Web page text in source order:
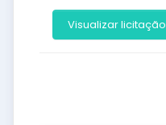
Visualizar licitação